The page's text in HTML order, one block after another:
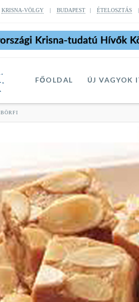
KRISNA-VÖLGY| BUDAPEST| ÉTELOSZTÁS
FŐOLDAL ÚJ VAGYOK
BÖRFI